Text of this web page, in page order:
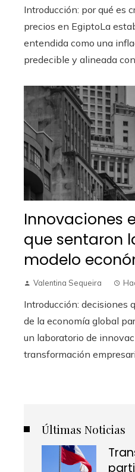
Introducción: por qué es
precios en EgiptoLa
entendida como una
predecible y alineada
Innovaciones
que sentaron
modelo
Valentina Sequeira
Introducción: decisiones
de la economía global
un laboratorio de
transformación
Últimas Noticias